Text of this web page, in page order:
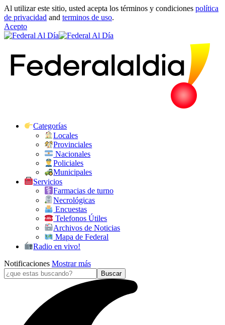
Al utilizar este sitio, usted acepta los términos y condiciones política
de privacidad and terminos de uso.
Acepto
Categorías
Locales
Provinciales
Nacionales
Policiales
Municipales
Servicios
Farmacias de turno
Necrológicas
Encuestas
Telefonos Útiles
Archivos de Noticias
Mapa de Federal
Radio en vivo!
Notificaciones Mostrar más